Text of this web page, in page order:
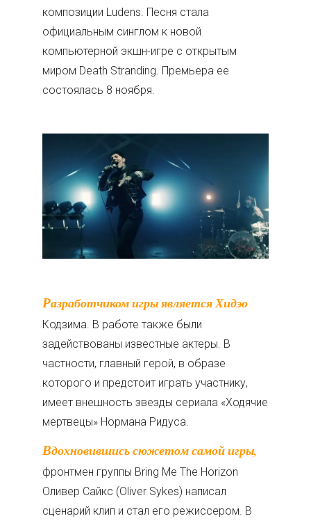
композиции Ludens. Песня стала
официальным синглом к новой
компьютерной экшн-игре с открытым
миром Death Stranding. Премьера ее
состоялась 8 ноября.
Разработчиком игры является Хидэо
Кодзима. В работе также были
задействованы известные актеры. В
частности, главный герой, в образе
которого и предстоит играть участнику,
имеет внешность звезды сериала «Ходячие
мертвецы» Нормана Ридуса.
Вдохновившись сюжетом самой игры,
фронтмен группы Bring Me The Horizon
Оливер Сайкс (Oliver Sykes) написал
сценарий клип и стал его режиссером. В